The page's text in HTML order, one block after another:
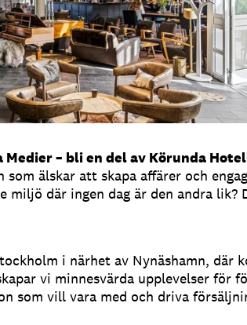
Medier – bli en del av Körunda
älskar att skapa affärer och
miljö där ingen dag är den andra lik?
i närhet av Nynäshamn, där
vi minnesvärda upplevelser för
som vill vara med och driva